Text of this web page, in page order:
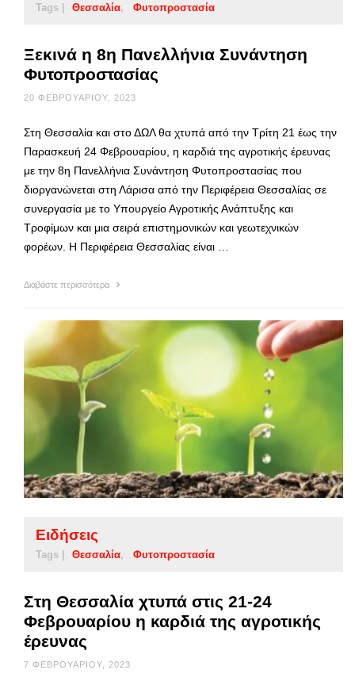
Tags | Θεσσαλία Φυτοπροστασία
Ξεκινά η 8η Πανελλήνια Συνάντηση
Φυτοπροστασίας
20 ΦΕΒΡΟΥΑΡΊΟΥ, 2023
Στη Θεσσαλία και στο ΔΩΛ θα χτυπά από την Τρίτη 21 έως την
Παρασκευή 24 Φεβρουαρίου, η καρδιά της αγροτικής έρευνας
με την 8η Πανελλήνια Συνάντηση Φυτοπροστασίας που
διοργανώνεται στη Λάρισα από την Περιφέρεια Θεσσαλίας σε
συνεργασία με το Υπουργείο Αγροτικής Ανάπτυξης και
Τροφίμων και μια σειρά επιστημονικών και γεωτεχνικών
φορέων. Η Περιφέρεια Θεσσαλίας είναι …
Διαβάστε περισσότερα
Ειδήσεις
Tags | Θεσσαλία Φυτοπροστασία
Στη Θεσσαλία χτυπά στις 21-24
Φεβρουαρίου η καρδιά της αγροτικής
έρευνας
7 ΦΕΒΡΟΥΑΡΊΟΥ, 2023